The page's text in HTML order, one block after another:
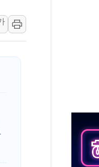
경선 결과 발표...정청래
경선 결과 발표...김민석
장기고객 400명 맞이…"마음
억 지급 확정되나…재상고
트 판매, 역대 최대폭 감소한
, '정부 특사'로 콜롬비아 대
보' 울진 시간당 30mm 강한